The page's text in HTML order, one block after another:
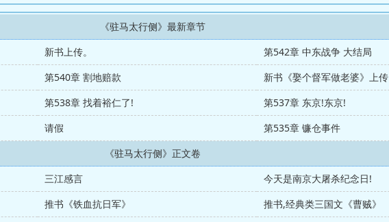
《驻马太行侧》最新章节
新书上传。
第542章 中东战争 大结局
第540章 割地赔款
新书《娶个督军做老婆》上传
第538章 找着裕仁了!
第537章 东京!东京!
请假
第535章 镰仓事件
《驻马太行侧》正文卷
三江感言
今天是南京大屠杀纪念日!
推书《铁血抗日军》
推书,经典类三国文《曹贼》